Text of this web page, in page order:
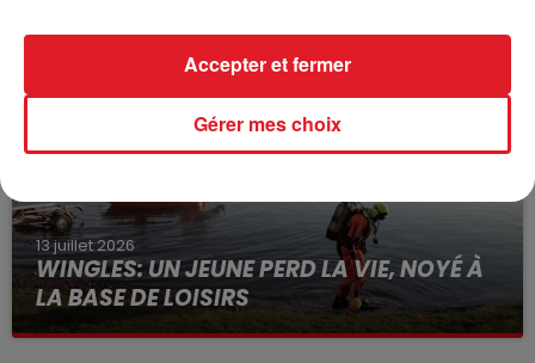
Selon les premiers éléments, le logement servait
à des prostituées
13 juillet 2026
WINGLES: UN JEUNE PERD LA VIE, NOYÉ À
LA BASE DE LOISIRS
La victime a coulé à pic
Gérer mes choix
Accepter et fermer